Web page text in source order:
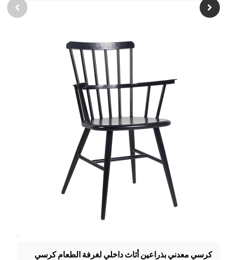
كرسي معدني بذراعين أثاث داخلي لغرفة الطعام كرسي